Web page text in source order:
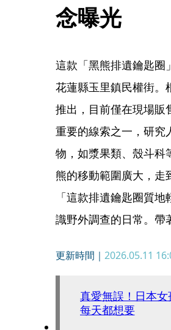
念曝光
這款「黑熊排遺鑰匙圈
花蓮縣玉里鎮民權街。
推出，目前僅在現場販
重要的線索之一，研究
物，如漿果類、殼斗科
熊的移動範圍廣大，走
「這款排遺鑰匙圈質
識野外調查的日常。帶
更新時間｜ 2026.05.11
真愛無誤！日本
每天都想要